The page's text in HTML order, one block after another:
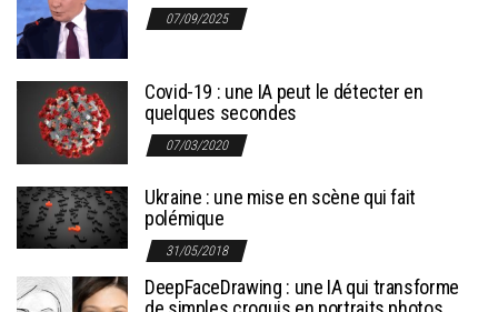
07/09/2025
Covid-19 : une IA peut le détecter en
quelques secondes
07/03/2020
Ukraine : une mise en scène qui fait
polémique
31/05/2018
DeepFaceDrawing : une IA qui transforme